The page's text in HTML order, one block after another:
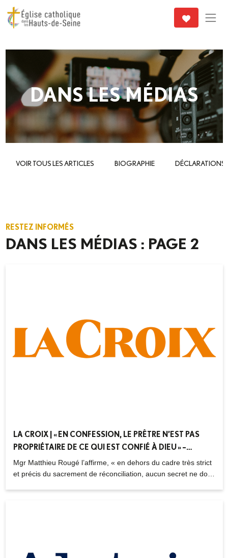
DANS LES MÉDIAS
VOIR TOUS LES ARTICLES BIOGRAPHIE DÉCLARATIONS
RESTEZ INFORMÉS
DANS LES MÉDIAS : PAGE 2
LA CROIX | « EN CONFESSION, LE PRÊTRE N’EST PAS
PROPRIÉTAIRE DE CE QUI EST CONFIÉ À DIEU » –
02.06.2026
Mgr Matthieu Rougé l’affirme, « en dehors du cadre très strict
et précis du sacrement de réconciliation, aucun secret ne doit